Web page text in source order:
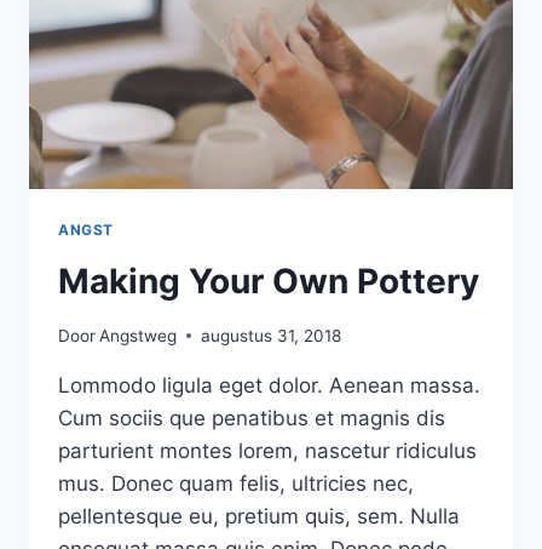
ANGST
Making Your Own Pottery
DoorAngstweg augustus 31, 2018
Lommodo ligula eget dolor. Aenean massa.
Cum sociis que penatibus et magnis dis
parturient montes lorem, nascetur ridiculus
mus. Donec quam felis, ultricies nec,
pellentesque eu, pretium quis, sem. Nulla